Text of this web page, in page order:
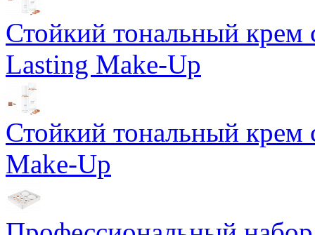
Стойкий тональный
Lasting Make-Up
Стойкий тональный
Make-Up